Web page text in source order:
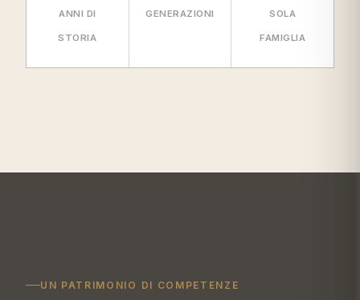
ANNI DI
STORIA
GENERAZIONI SOLA
FAMIGLIA
UN PATRIMONIO DI COMPETENZE